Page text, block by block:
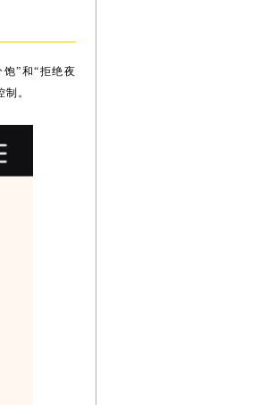
”和“拒绝夜
。